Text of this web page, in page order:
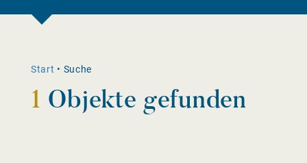
Start • Suche
1 Objekte gefunden